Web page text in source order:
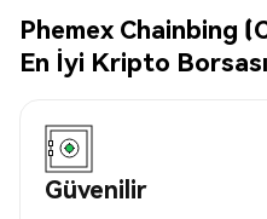
Phemex Chainbing
En İyi Kripto
Güvenilir